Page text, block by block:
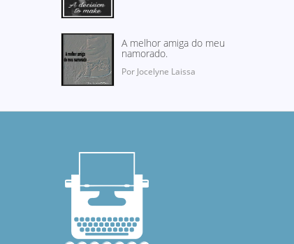
A melhor amiga do meu
namorado.
Por Jocelyne Laissa